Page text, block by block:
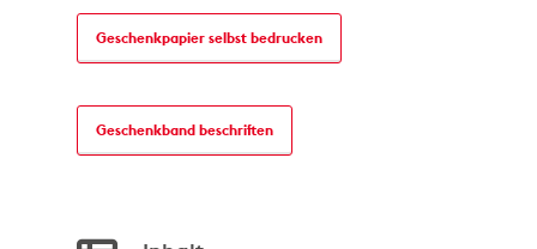
Geschenkpapier selbst bedrucken
Geschenkband beschriften